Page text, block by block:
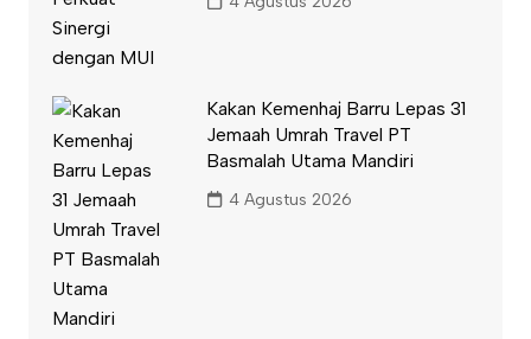
Kakan Kemenhaj Barru Lepas 31
Jemaah Umrah Travel PT
Basmalah Utama Mandiri
4 Agustus 2026